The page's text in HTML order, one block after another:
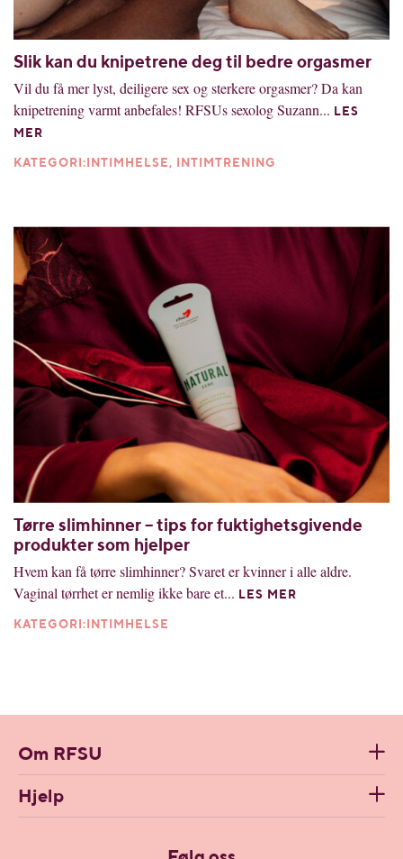
Slik kan du knipetrene deg til bedre orgasmer
Vil du få mer lyst, deiligere sex og sterkere orgasmer? Da kan
knipetrening varmt anbefales! RFSUs sexolog Suzann...
LES
MER
KATEGORI:INTIMHELSE, INTIMTRENING
Tørre slimhinner – tips for fuktighetsgivende
produkter som hjelper
Hvem kan få tørre slimhinner? Svaret er kvinner i alle aldre.
Vaginal tørrhet er nemlig ikke bare et...
LES MER
KATEGORI:INTIMHELSE
Om RFSU
Hjelp